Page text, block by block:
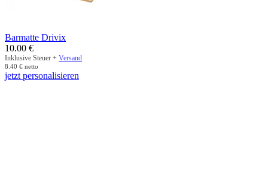
Barmatte Drivix
10.00 €
Inklusive Steuer + Versand
8.40 € netto
jetzt personalisieren